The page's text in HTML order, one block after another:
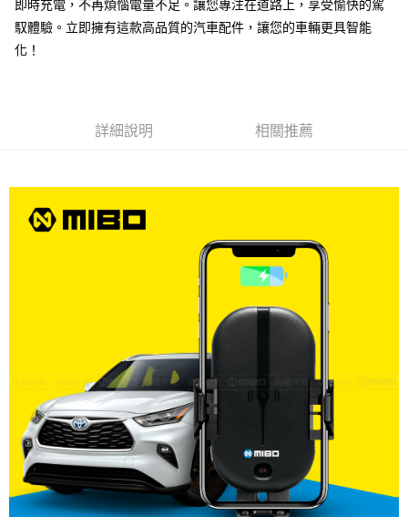
全家取貨付款
每筆NT$60，滿NT$699(含以上)免運費
每筆NT$60，滿NT$699(含以上)免運費
每筆NT$60，滿NT$699(含以上)免運費
即時充電，不再煩惱電量不足。讓您專注在道路上，享受愉快的駕
馭體驗。立即擁有這款高品質的汽車配件，讓您的車輛更具智能
化！
詳細說明 相關推薦